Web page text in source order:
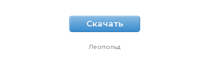
Скачать
Леопольд